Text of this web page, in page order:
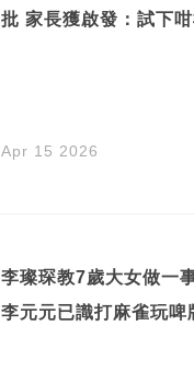
批 家長獲啟發：試下
Apr 15 2026
李璨琛教7歲大女做一
李元元已識打麻雀玩啤